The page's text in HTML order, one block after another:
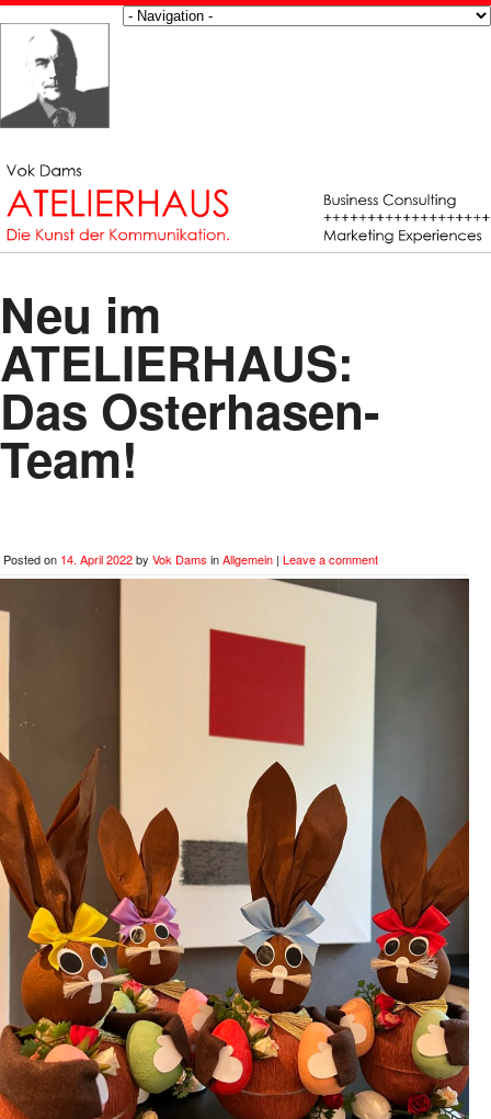
Neu im
ATELIERHAUS:
Das Osterhasen-
Team!
Posted on 14. April 2022by Vok Dams inAllgemein | Leave a comment